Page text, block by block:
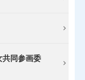
共同参画委